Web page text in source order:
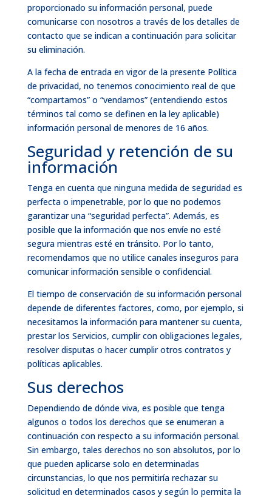
proporcionado su información personal, puede
comunicarse con nosotros a través de los detalles de
contacto que se indican a continuación para solicitar
su eliminación.
A la fecha de entrada en vigor de la presente Política
de privacidad, no tenemos conocimiento real de que
“compartamos” o “vendamos” (entendiendo estos
términos tal como se definen en la ley aplicable)
información personal de menores de 16 años.
Seguridad y retención de su
información
Tenga en cuenta que ninguna medida de seguridad es
perfecta o impenetrable, por lo que no podemos
garantizar una “seguridad perfecta”. Además, es
posible que la información que nos envíe no esté
segura mientras esté en tránsito. Por lo tanto,
recomendamos que no utilice canales inseguros para
comunicar información sensible o confidencial.
El tiempo de conservación de su información personal
depende de diferentes factores, como, por ejemplo, si
necesitamos la información para mantener su cuenta,
prestar los Servicios, cumplir con obligaciones legales,
resolver disputas o hacer cumplir otros contratos y
políticas aplicables.
Sus derechos
Dependiendo de dónde viva, es posible que tenga
algunos o todos los derechos que se enumeran a
continuación con respecto a su información personal.
Sin embargo, tales derechos no son absolutos, por lo
que pueden aplicarse solo en determinadas
circunstancias, lo que nos permitiría rechazar su
solicitud en determinados casos y según lo permita la